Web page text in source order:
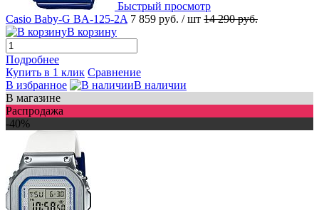
Быстрый просмотр
Casio Baby-G BA-125-2A 7 859 руб. / шт 14 290 руб.
В корзину
Подробнее
Купить в 1 клик Сравнение
В избранное
В наличии
В магазине
Распродажа
-40%